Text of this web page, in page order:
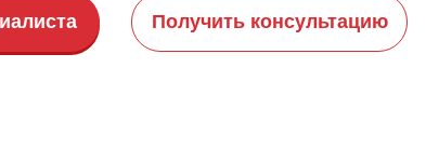
Получить консультацию